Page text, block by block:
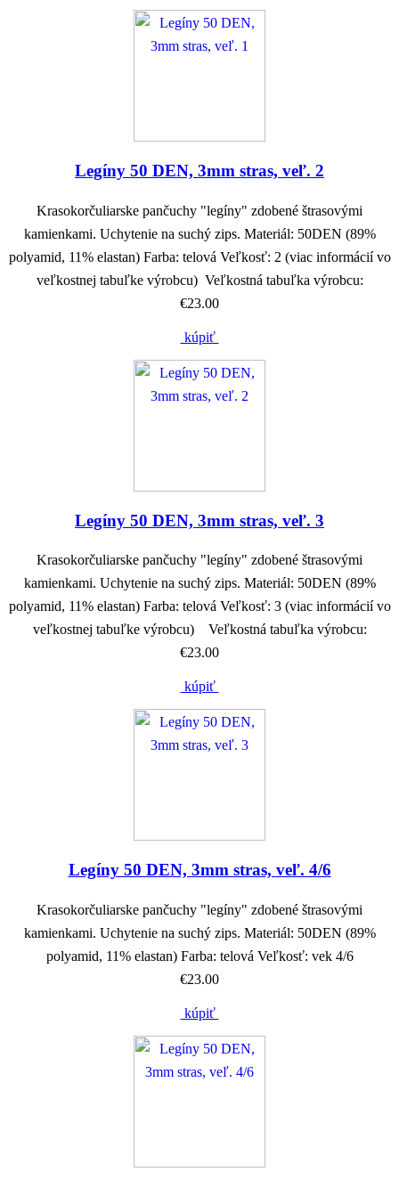
Legíny 50 DEN, 3mm stras, veľ. 2
Krasokorčuliarske pančuchy "legíny" zdobené štrasovými
kamienkami. Uchytenie na suchý zips. Materiál: 50DEN (89%
polyamid, 11% elastan) Farba: telová Veľkosť: 2 (viac informácií vo
veľkostnej tabuľke výrobcu) Veľkostná tabuľka výrobcu:
€23.00
kúpiť
Legíny 50 DEN, 3mm stras, veľ. 3
Krasokorčuliarske pančuchy "legíny" zdobené štrasovými
kamienkami. Uchytenie na suchý zips. Materiál: 50DEN (89%
polyamid, 11% elastan) Farba: telová Veľkosť: 3 (viac informácií vo
veľkostnej tabuľke výrobcu) Veľkostná tabuľka výrobcu:
€23.00
kúpiť
Legíny 50 DEN, 3mm stras, veľ. 4/6
Krasokorčuliarske pančuchy "legíny" zdobené štrasovými
kamienkami. Uchytenie na suchý zips. Materiál: 50DEN (89%
polyamid, 11% elastan) Farba: telová Veľkosť: vek 4/6
€23.00
kúpiť